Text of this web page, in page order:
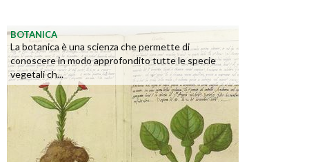
BOTANICA
La botanica è una scienza che permette di
conoscere in modo approfondito tutte le specie
vegetali ch...